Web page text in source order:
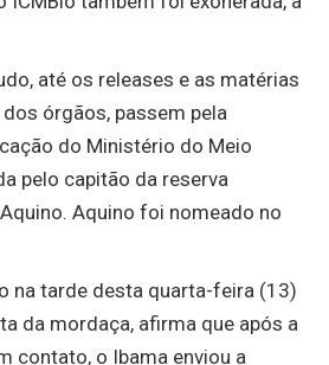
até os releases e as matérias
órgãos, passem pela
do Ministério do Meio
pelo capitão da reserva
Aquino foi nomeado no
na tarde desta quarta-feira (13)
da mordaça, afirma que após a
contato, o Ibama enviou a